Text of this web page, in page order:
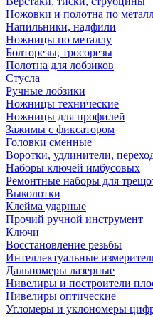
Ножовки и полотна по
Напильники, надфили
Ножницы по металлу
Болторезы, тросорезы
Полотна для лобзиков
Стусла
Ручные лобзики
Ножницы технические
Ножницы для профилей
Зажимы с фиксатором
Головки сменные
Воротки, удлинители,
Наборы ключей имбусовых
Ремонтные наборы для
Выколотки
Клейма ударные
Прочий ручной инструмент
Ключи
Восстановление резьбы
Интеллектуальные
Дальномеры лазерные
Нивелиры и построители
Нивелиры оптические
Угломеры и уклономеры